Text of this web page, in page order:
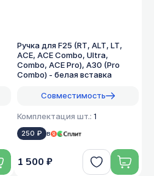
Ручка для F25 (RT, ALT, LT,
ACE, ACE Combo, Ultra,
Combo, ACE Pro), A30 (Pro
Combo) - белая вставка
Совместимость
Комплектация шт.: 1
250 ₽ в
1 500 ₽